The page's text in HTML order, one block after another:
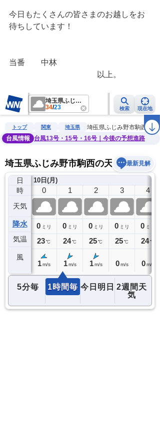
今日もたくさんの皆さまのお越しをお
待ちしています！
当番　　中林
以上。